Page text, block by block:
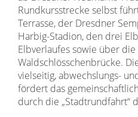
Rundkursstrecke selbst
Terrasse, der Dresdner
Harbig-Stadion, den drei
Elbverlaufes sowie über
Waldschlösschenbrücke.
vielseitig, abwechslungs-
fördert das
durch die „Stadtrundfahrt“